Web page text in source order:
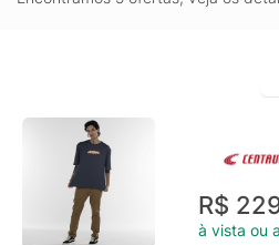
R$
à vista ou